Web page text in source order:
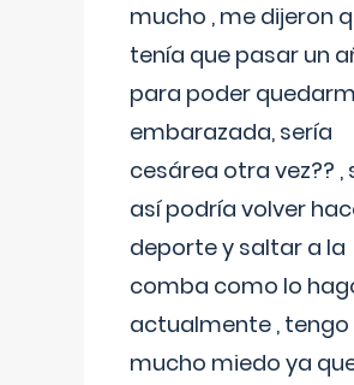
mucho , me dijeron
tenía que pasar un
para poder
embarazada, sería
cesárea otra vez?? ,
así podría volver
deporte y saltar a la
comba como lo
actualmente , tengo
mucho miedo ya